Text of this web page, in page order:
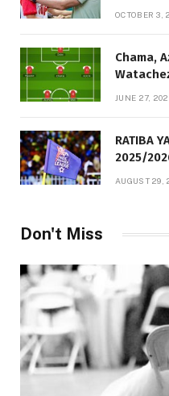
OCTOBER 3,
Chama,
JUNE 27,
RATIBA
2025/
AUGUST 29,
Don't Miss